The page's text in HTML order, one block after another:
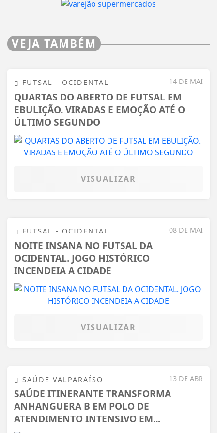
VEJA TAMBÉM
14 DE MAI
FUTSAL - OCIDENTAL
QUARTAS DO ABERTO DE FUTSAL EM
EBULIÇÃO. VIRADAS E EMOÇÃO ATÉ O
ÚLTIMO SEGUNDO
VISUALIZAR
08 DE MAI
FUTSAL - OCIDENTAL
NOITE INSANA NO FUTSAL DA
OCIDENTAL. JOGO HISTÓRICO
INCENDEIA A CIDADE
VISUALIZAR
13 DE ABR
SAÚDE VALPARAÍSO
SAÚDE ITINERANTE TRANSFORMA
ANHANGUERA B EM POLO DE
ATENDIMENTO INTENSIVO EM...